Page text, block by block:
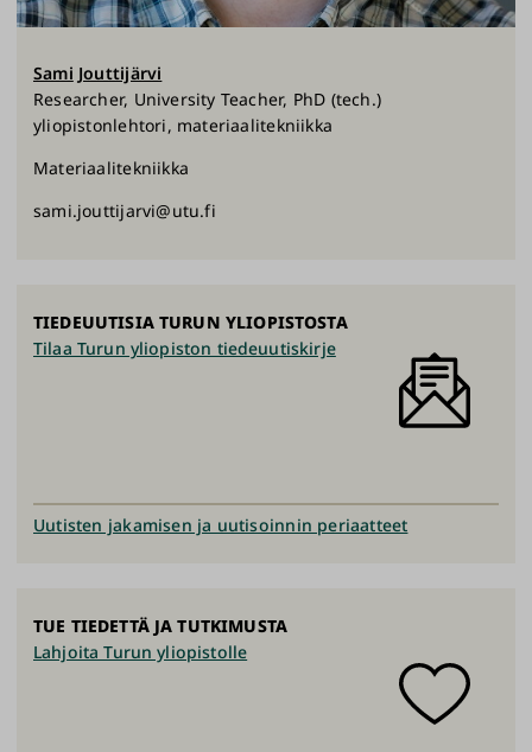
Sami Jouttijärvi
Researcher, University Teacher, PhD (tech.)
yliopistonlehtori, materiaalitekniikka
Materiaalitekniikka
sami.jouttijarvi@utu.fi
TIEDEUUTISIA TURUN YLIOPISTOSTA
Tilaa Turun yliopiston tiedeuutiskirje
Uutisten jakamisen ja uutisoinnin periaatteet
TUE TIEDETTÄ JA TUTKIMUSTA
Lahjoita Turun yliopistolle